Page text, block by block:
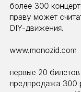
более 300
праву может
DIY-движения.
www.monozid.com
первые 20
предпродажа 300